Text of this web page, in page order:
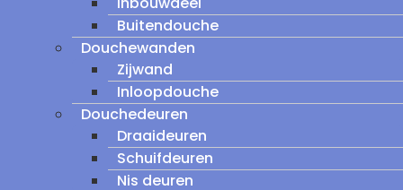
Buitendouche
Douchewanden
Zijwand
Inloopdouche
Douchedeuren
Draaideuren
Schuifdeuren
Nis deuren